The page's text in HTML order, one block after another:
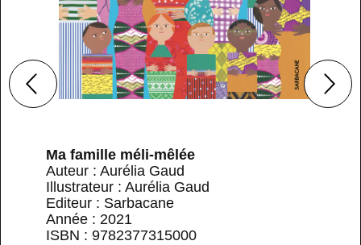
Ma famille méli-mêlée
Auteur : Aurélia Gaud
Illustrateur : Aurélia Gaud
Editeur : Sarbacane
Année : 2021
ISBN : 9782377315000